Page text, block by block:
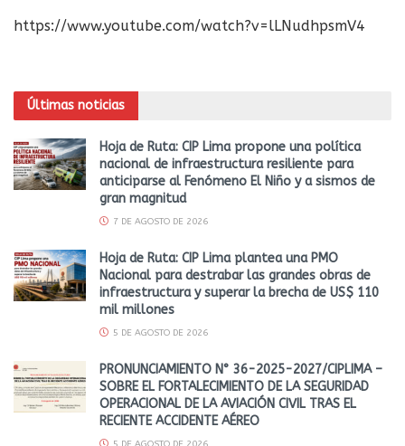
https://www.youtube.com/watch?v=lLNudhpsmV4
Últimas noticias
Hoja de Ruta: CIP Lima propone una política
nacional de infraestructura resiliente para
anticiparse al Fenómeno El Niño y a sismos de
gran magnitud
7 DE AGOSTO DE 2026
Hoja de Ruta: CIP Lima plantea una PMO
Nacional para destrabar las grandes obras de
infraestructura y superar la brecha de US$ 110
mil millones
5 DE AGOSTO DE 2026
PRONUNCIAMIENTO N° 36-2025-2027/CIPLIMA –
SOBRE EL FORTALECIMIENTO DE LA SEGURIDAD
OPERACIONAL DE LA AVIACIÓN CIVIL TRAS EL
RECIENTE ACCIDENTE AÉREO